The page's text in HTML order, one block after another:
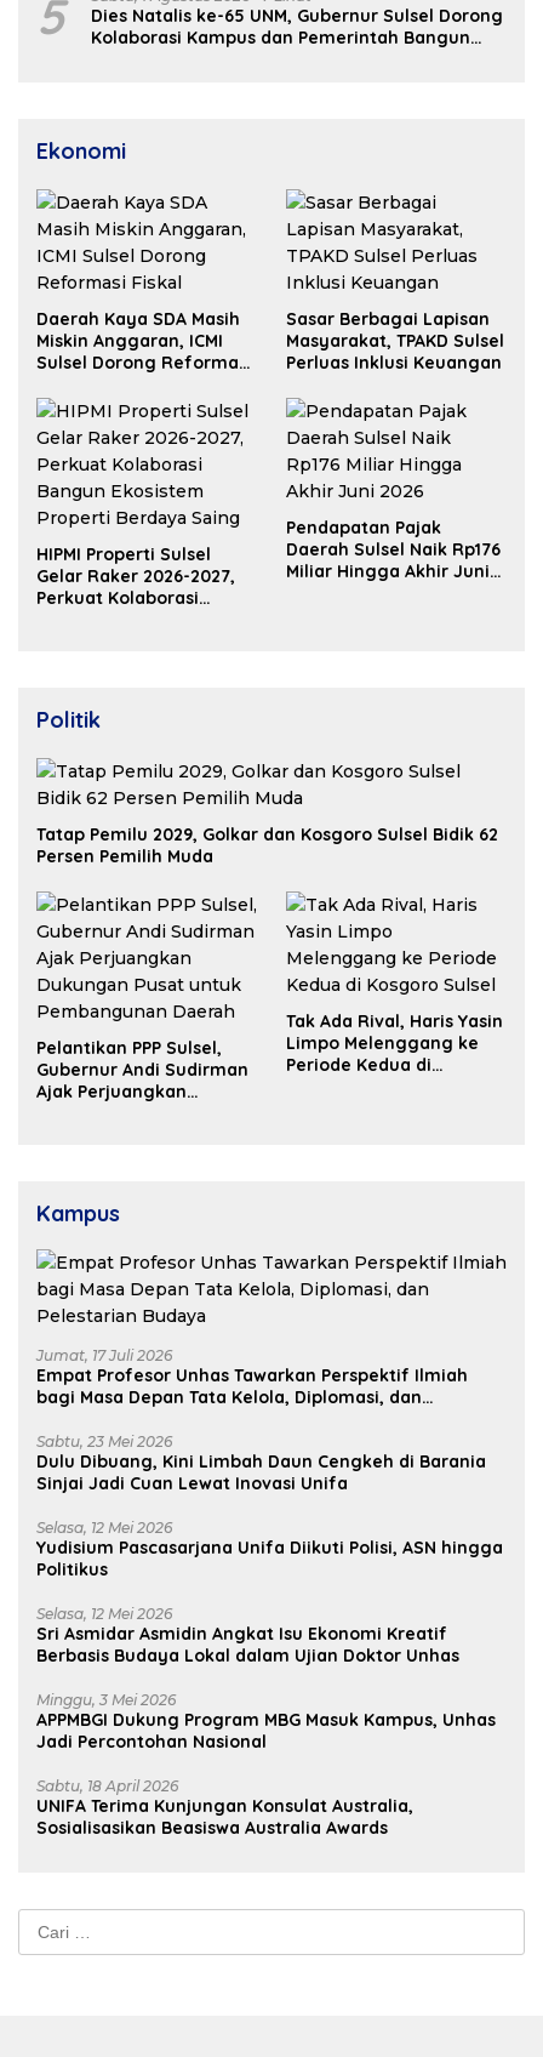
5
Dies Natalis ke-65 UNM, Gubernur Sulsel Dorong
Kolaborasi Kampus dan Pemerintah Bangun
Ekonomi
Daerah Kaya SDA Masih
Miskin Anggaran, ICMI
Sulsel Dorong Reformasi
Sasar Berbagai Lapisan
Masyarakat, TPAKD Sulsel
Perluas Inklusi Keuangan
HIPMI Properti Sulsel
Gelar Raker 2026-2027,
Perkuat Kolaborasi
Pendapatan Pajak
Daerah Sulsel Naik Rp176
Miliar Hingga Akhir Juni
Politik
Tatap Pemilu 2029, Golkar dan Kosgoro Sulsel Bidik 62
Persen Pemilih Muda
Pelantikan PPP Sulsel,
Gubernur Andi Sudirman
Ajak Perjuangkan
Tak Ada Rival, Haris Yasin
Limpo Melenggang ke
Periode Kedua di
Kampus
Jumat, 17 Juli 2026
Empat Profesor Unhas Tawarkan Perspektif Ilmiah
bagi Masa Depan Tata Kelola, Diplomasi, dan
Sabtu, 23 Mei 2026
Dulu Dibuang, Kini Limbah Daun Cengkeh di Barania
Sinjai Jadi Cuan Lewat Inovasi Unifa
Selasa, 12 Mei 2026
Yudisium Pascasarjana Unifa Diikuti Polisi, ASN hingga
Politikus
Selasa, 12 Mei 2026
Sri Asmidar Asmidin Angkat Isu Ekonomi Kreatif
Berbasis Budaya Lokal dalam Ujian Doktor Unhas
Minggu, 3 Mei 2026
APPMBGI Dukung Program MBG Masuk Kampus, Unhas
Jadi Percontohan Nasional
Sabtu, 18 April 2026
UNIFA Terima Kunjungan Konsulat Australia,
Sosialisasikan Beasiswa Australia Awards
Cari
untuk: